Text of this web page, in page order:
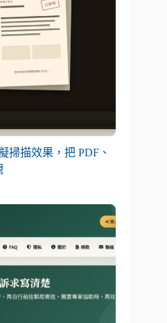
掃描效果，把 PDF、